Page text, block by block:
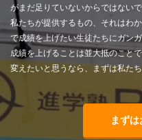
がまだ足りていないからではないで
私たちが提供するもの、それはわ
で成績を上げたい生徒たちにガン
成績を上げることは並大抵のこと
変えたいと思うなら、まずは私た
まず